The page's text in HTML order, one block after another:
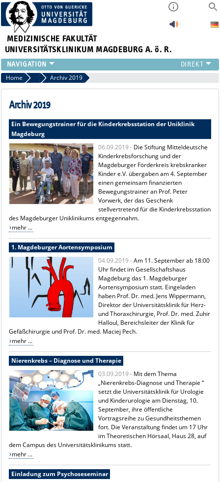
MEDIZINISCHE FAKULTÄT
UNIVERSITÄTSKLINIKUM MAGDEBURG A. ö. R.
INSTITUTE
KLINIKEN
ZENTRALE EINRICHTUNGEN
PRESSE
ÜBER UNS
INTERNATIONAL
INTRANET
Home Archiv Pressemitteilungen
Archiv 2019
Archiv 2019
Ein Bewegungstrainer für die Kinderkrebsstation der Uniklinik
Magdeburg
06.09.2019 - Die Stiftung Mitteldeutsche
Kinderkrebsforschung und der
Magdeburger Förderkreis krebskranker
Kinder e.V. übergaben am 4. September
einen gemeinsam finanzierten
Bewegungstrainer an Prof. Peter
Vorwerk, der das Geschenk
stellvertretend für die Kinderkrebsstation
des Magdeburger Uniklinikums entgegennahm.
mehr ...
1. Magdeburger Aortensymposium
04.09.2019 -Am 11. September ab 18:00
Uhr findet im Gesellschaftshaus
Magdeburg das 1. Magdeburger
Aortensymposium statt. Eingeladen
haben Prof. Dr. med. Jens Wippermann,
Direktor der Universitätsklinik für Herz-
und Thoraxchirurgie, Prof. Dr. med. Zuhir
Halloul, Bereichsleiter der Klinik für
Gefäßchirurgie und Prof. Dr. med. Maciej Pech.
mehr ...
Nierenkrebs – Diagnose und Therapie
03.09.2019 - Mit dem Thema
„Nierenkrebs-Diagnose und Therapie “
setzt die Universitätsklinik für Urologie
und Kinderurologie am Dienstag, 10.
September, ihre öffentliche
Vortragsreihe zu Gesundheitsthemen
fort. Die Veranstaltung findet um 17 Uhr
im Theoretischen Hörsaal, Haus 28, auf
dem Campus des Universitätsklinikums statt.
mehr ...
Einladung zum Psychoseseminar